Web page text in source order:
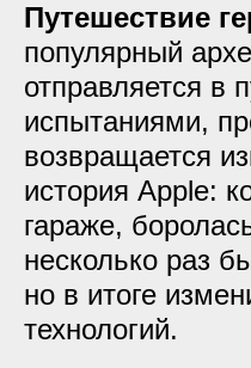
Путешествие
популярный
отправляется в
испытаниями,
возвращается
история Apple:
гараже,
несколько раз
но в итоге
технологий.